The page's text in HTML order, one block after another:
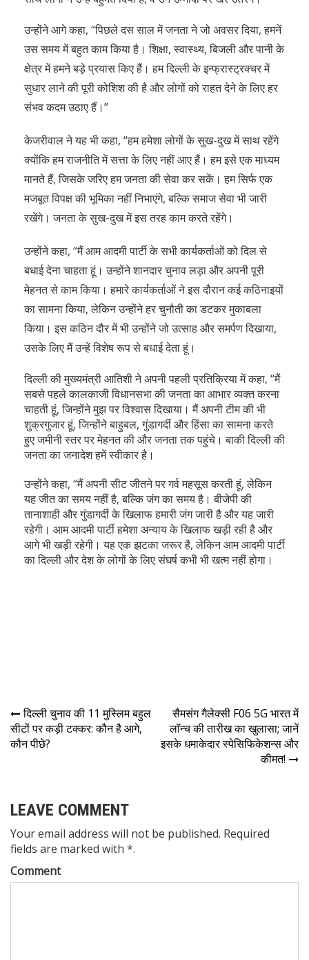
उन्होंने आगे कहा, “पिछले दस साल में जनता ने जो अवसर दिया, हमनें
उस समय में बहुत काम किया है। शिक्षा, स्वास्थ्य, बिजली और पानी के
क्षेत्र में हमने बड़े प्रयास किए हैं। हम दिल्ली के इन्फ्रास्ट्रक्चर में
सुधार लाने की पूरी कोशिश की है और लोगों को राहत देने के लिए हर
संभव कदम उठाए हैं।”
केजरीवाल ने यह भी कहा, “हम हमेशा लोगों के सुख-दुख में साथ रहेंगे
क्योंकि हम राजनीति में सत्ता के लिए नहीं आए हैं। हम इसे एक माध्यम
मानते हैं, जिसके जरिए हम जनता की सेवा कर सकें। हम सिर्फ एक
मजबूत विपक्ष की भूमिका नहीं निभाएंगे, बल्कि समाज सेवा भी जारी
रखेंगे। जनता के सुख-दुख में इस तरह काम करते रहेंगे।
उन्होंने कहा, “मैं आम आदमी पार्टी के सभी कार्यकर्ताओं को दिल से
बधाई देना चाहता हूं। उन्होंने शानदार चुनाव लड़ा और अपनी पूरी
मेहनत से काम किया। हमारे कार्यकर्ताओं ने इस दौरान कई कठिनाइयों
का सामना किया, लेकिन उन्होंने हर चुनौती का डटकर मुकाबला
किया। इस कठिन दौर में भी उन्होंने जो उत्साह और समर्पण दिखाया,
उसके लिए मैं उन्हें विशेष रूप से बधाई देता हूं।
दिल्ली की मुख्यमंत्री आतिशी ने अपनी पहली प्रतिक्रिया में कहा, “मैं
सबसे पहले कालकाजी विधानसभा की जनता का आभार व्यक्त करना
चाहती हूं, जिन्होंने मुझ पर विश्वास दिखाया। मैं अपनी टीम की भी
शुक्रगुजार हूं, जिन्होंने बाहुबल, गुंडागर्दी और हिंसा का सामना करते
हुए जमीनी स्तर पर मेहनत की और जनता तक पहुंचे। बाकी दिल्ली की
जनता का जनादेश हमें स्वीकार है।
उन्होंने कहा, “मैं अपनी सीट जीतने पर गर्व महसूस करती हूं, लेकिन
यह जीत का समय नहीं है, बल्कि जंग का समय है। बीजेपी की
तानाशाही और गुंडागर्दी के खिलाफ हमारी जंग जारी है और यह जारी
रहेगी। आम आदमी पार्टी हमेशा अन्याय के खिलाफ खड़ी रही है और
आगे भी खड़ी रहेगी। यह एक झटका जरूर है, लेकिन आम आदमी पार्टी
का दिल्ली और देश के लोगों के लिए संघर्ष कभी भी खत्म नहीं होगा।
दिल्ली चुनाव की 11 मुस्लिम बहुल
सीटों पर कड़ी टक्कर: कौन है आगे,
कौन पीछे?
सैमसंग गैलेक्सी F06 5G भारत में
लॉन्च की तारीख का खुलासा; जानें
इसके धमाकेदार स्पेसिफिकेशन्स और
कीमत!
LEAVE COMMENT
Your email address will not be published. Required
fields are marked with *.
Comment